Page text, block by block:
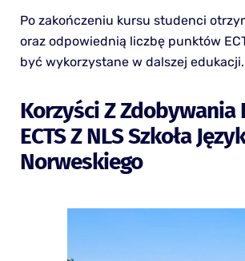
Po zakończeniu kursu studenci
oraz odpowiednią liczbę punktów
być wykorzystane w dalszej edukacji.
Korzyści Z Zdobywania
ECTS Z NLS Szkoła
Norweskiego